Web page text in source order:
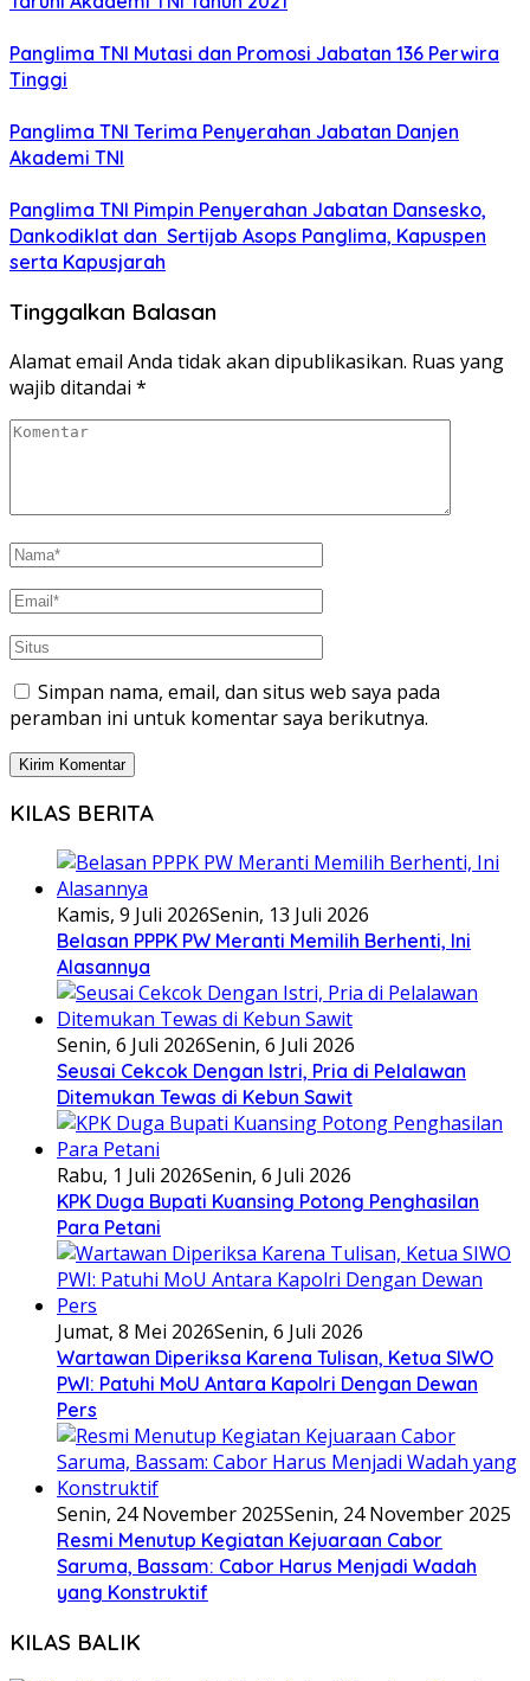
Panglima TNI Mutasi dan Promosi Jabatan 136 Perwira
Tinggi
Panglima TNI Terima Penyerahan Jabatan Danjen
Akademi TNI
Panglima TNI Pimpin Penyerahan Jabatan Dansesko,
Dankodiklat dan Sertijab Asops Panglima, Kapuspen
serta Kapusjarah
Tinggalkan Balasan
Alamat email Anda tidak akan dipublikasikan. Ruas yang
wajib ditandai *
Simpan nama, email, dan situs web saya pada
peramban ini untuk komentar saya berikutnya.
KILAS BERITA
Kamis, 9 Juli 2026Senin, 13 Juli 2026
Belasan PPPK PW Meranti Memilih Berhenti, Ini
Alasannya
Senin, 6 Juli 2026Senin, 6 Juli 2026
Seusai Cekcok Dengan Istri, Pria di Pelalawan
Ditemukan Tewas di Kebun Sawit
Rabu, 1 Juli 2026Senin, 6 Juli 2026
KPK Duga Bupati Kuansing Potong Penghasilan
Para Petani
Jumat, 8 Mei 2026Senin, 6 Juli 2026
Wartawan Diperiksa Karena Tulisan, Ketua SIWO
PWI: Patuhi MoU Antara Kapolri Dengan Dewan
Pers
Senin, 24 November 2025Senin, 24 November 2025
Resmi Menutup Kegiatan Kejuaraan Cabor
Saruma, Bassam: Cabor Harus Menjadi Wadah
yang Konstruktif
KILAS BALIK